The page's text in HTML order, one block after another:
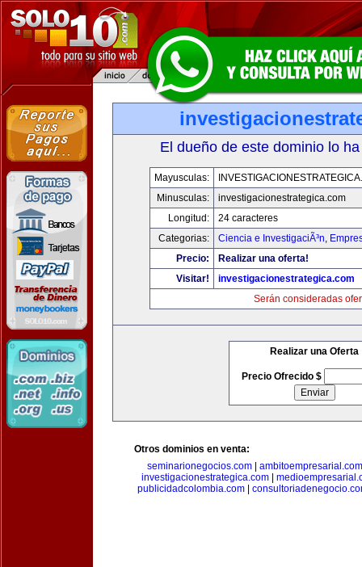
El dueño de este dominio lo
Mayusculas:
Minusculas:
investigacionestrategica.com
Longitud:
24 caracteres
Categorias:
Ciencia e InvestigaciÃ³n,
Precio:
Realizar una oferta!
Visitar!
investigacionestrategica.com
Serán consideradas
Realizar una Oferta
Precio Ofrecido $
Otros dominios en venta:
seminarionegocios.com| ambitoempresarial.com
investigacionestrategica.com
publicidadcolombia.com|